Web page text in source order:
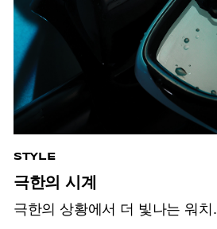
STYLE
극한의 시계
극한의 상황에서 더 빛나는 워치.